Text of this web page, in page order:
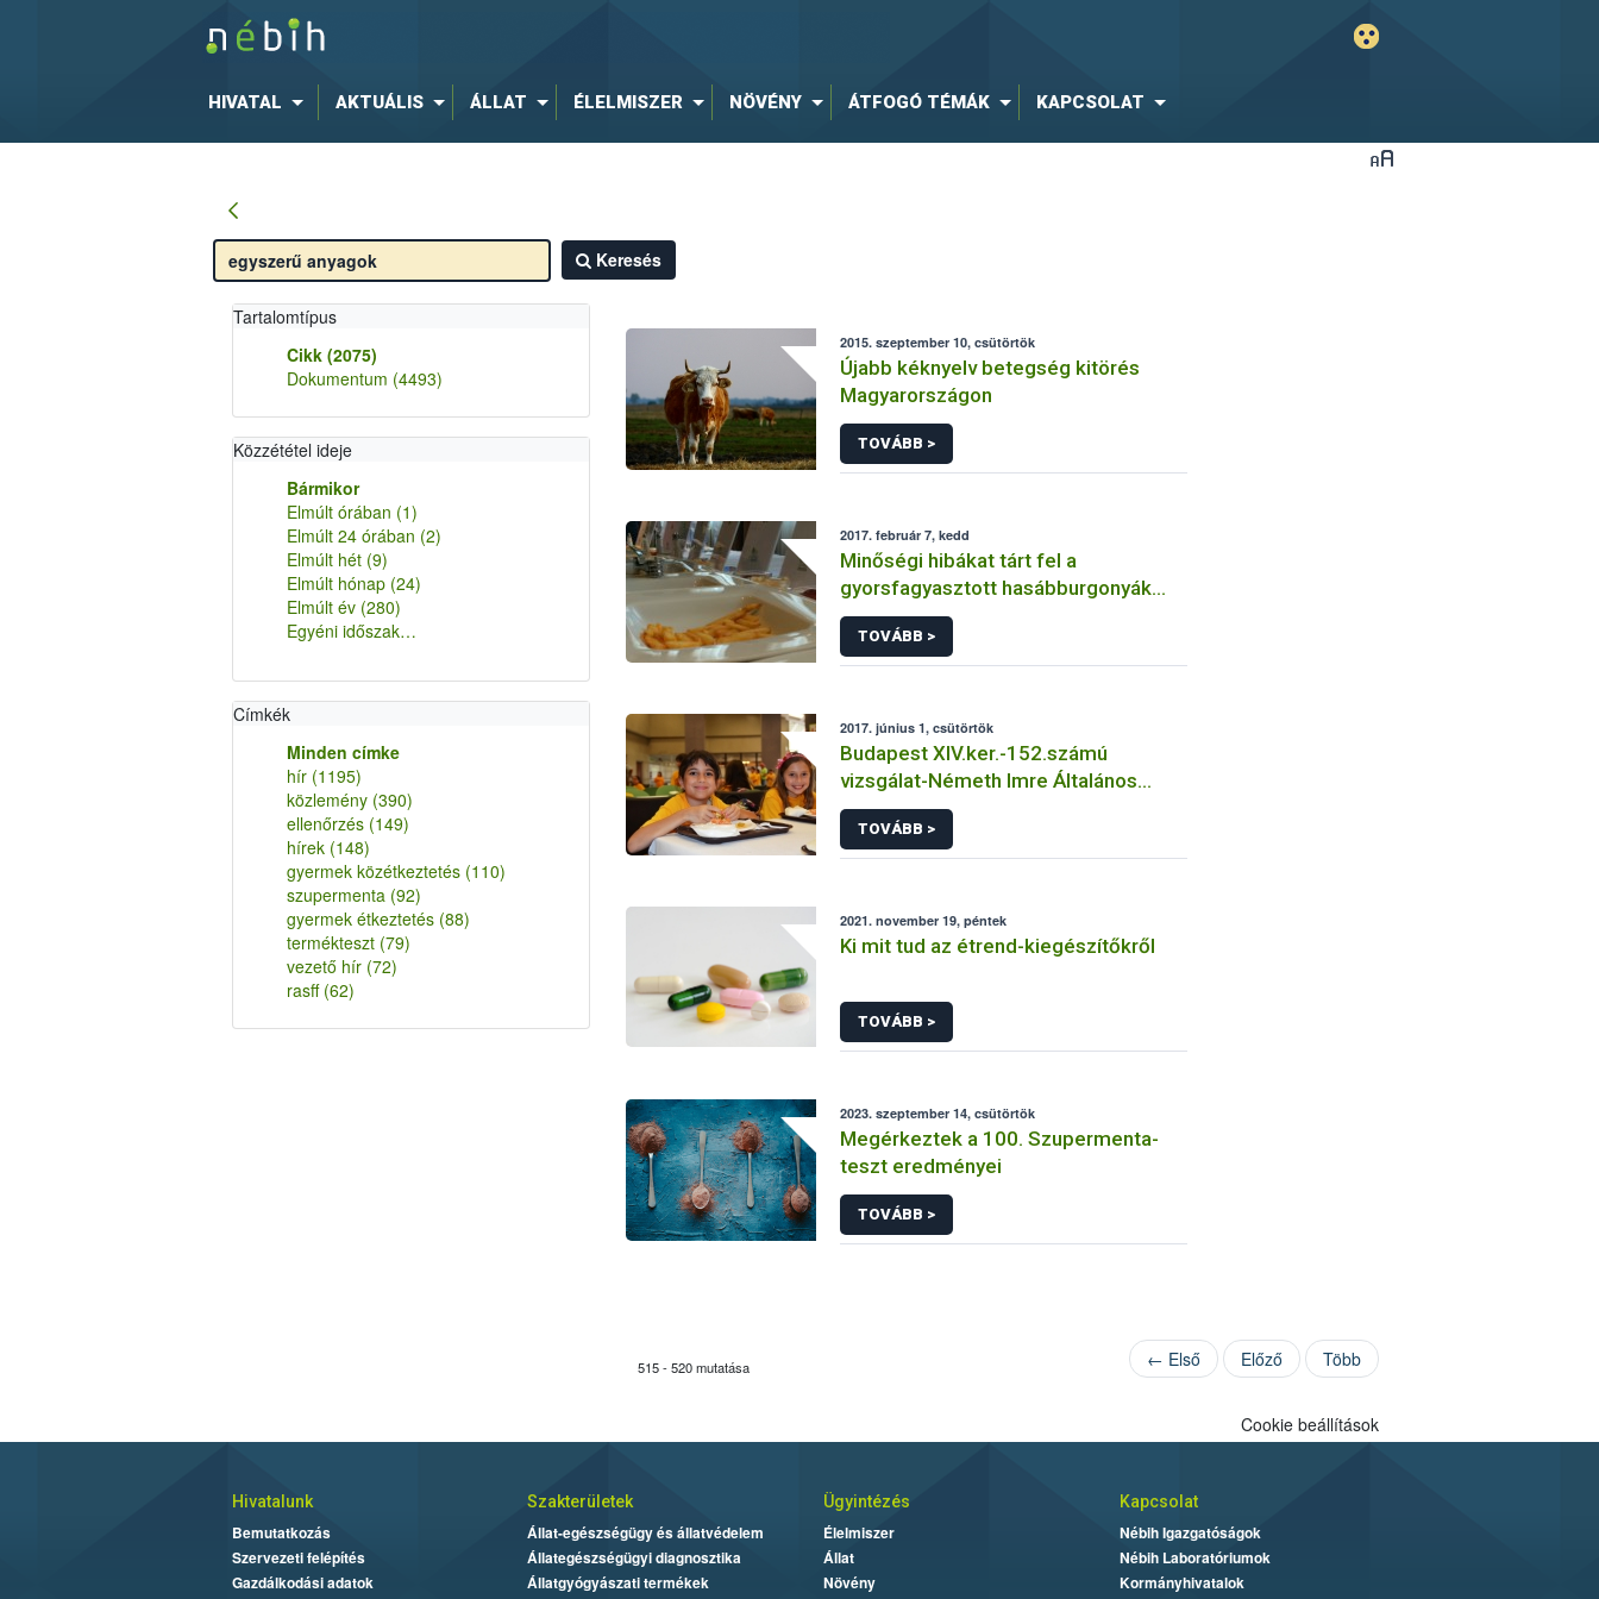
HIVATAL AKTUÁLIS ÁLLAT ÉLELMISZER NÖVÉNY ÁTFOGÓ TÉMÁK KAPCSOLAT
Keresés
Tartalomtípus
Cikk (2075)
Dokumentum (4493)
Közzététel ideje
Bármikor
Elmúlt órában (1)
Elmúlt 24 órában (2)
Elmúlt hét (9)
Elmúlt hónap (24)
Elmúlt év (280)
Egyéni időszak…
Címkék
Minden címke
hír (1195)
közlemény (390)
ellenőrzés (149)
hírek (148)
gyermek közétkeztetés (110)
szupermenta (92)
gyermek étkeztetés (88)
termékteszt (79)
vezető hír (72)
rasff (62)
2015. szeptember 10, csütörtök
Újabb kéknyelv betegség kitörés
Magyarországon
TOVÁBB >
2017. február 7, kedd
Minőségi hibákat tárt fel a
gyorsfagyasztott hasábburgonyák
terméktesztje
TOVÁBB >
2017. június 1, csütörtök
Budapest XIV.ker.-152.számú
vizsgálat-Németh Imre Általános
Iskola Tálalókonyha
TOVÁBB >
2021. november 19, péntek
Ki mit tud az étrend-kiegészítőkről
TOVÁBB >
2023. szeptember 14, csütörtök
Megérkeztek a 100. Szupermenta-
teszt eredményei
TOVÁBB >
515 - 520 mutatása ← Első Előző Több
Cookie beállítások
Hivatalunk
Bemutatkozás
Szervezeti felépítés
Gazdálkodási adatok
Szakterületek
Állat-egészségügy és állatvédelem
Állategészségügyi diagnosztika
Állatgyógyászati termékek
Ügyintézés
Élelmiszer
Állat
Növény
Kapcsolat
Nébih Igazgatóságok
Nébih Laboratóriumok
Kormányhivatalok